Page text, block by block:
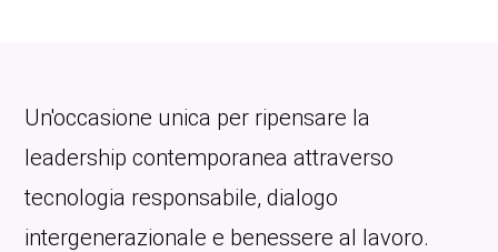
Un'occasione unica per ripensare la
leadership contemporanea attraverso
tecnologia responsabile, dialogo
intergenerazionale e benessere al lavoro.